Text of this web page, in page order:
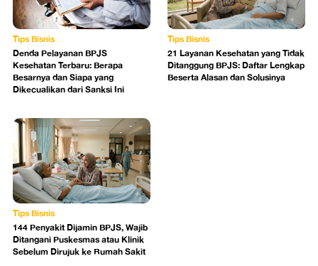
Tips Bisnis
Denda Pelayanan BPJS
Kesehatan Terbaru: Berapa
Besarnya dan Siapa yang
Dikecualikan dari Sanksi Ini
Tips Bisnis
21 Layanan Kesehatan yang Tidak
Ditanggung BPJS: Daftar Lengkap
Beserta Alasan dan Solusinya
Tips Bisnis
144 Penyakit Dijamin BPJS, Wajib
Ditangani Puskesmas atau Klinik
Sebelum Dirujuk ke Rumah Sakit